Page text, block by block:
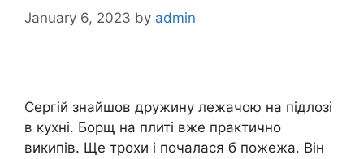
January 6, 2023 by admin
Сергій знайшов дружину лежачою на підлозі
в кухні. Борщ на плиті вже практично
википів. Ще трохи і почалася б пожежа. Він